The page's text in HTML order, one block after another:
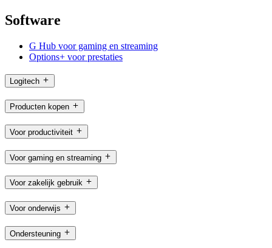
Software
G Hub voor gaming en streaming
Options+ voor prestaties
Logitech
Producten kopen
Voor productiviteit
Voor gaming en streaming
Voor zakelijk gebruik
Voor onderwijs
Ondersteuning